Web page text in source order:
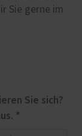
Sie gerne im
Sie sich?
Wählen Sie ein oder mehrere Modelle aus. *